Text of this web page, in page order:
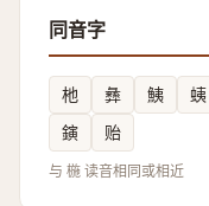
同音字
杝 彝 鮧 蛦
鏔
贻
与 椸 读音相同或相近